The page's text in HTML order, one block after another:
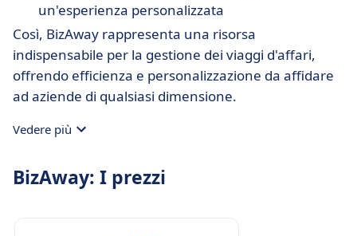
un'esperienza personalizzata
Così, BizAway rappresenta una risorsa
indispensabile per la gestione dei viaggi d'affari,
offrendo efficienza e personalizzazione da affidare
ad aziende di qualsiasi dimensione.
Vedere più
BizAway: I prezzi